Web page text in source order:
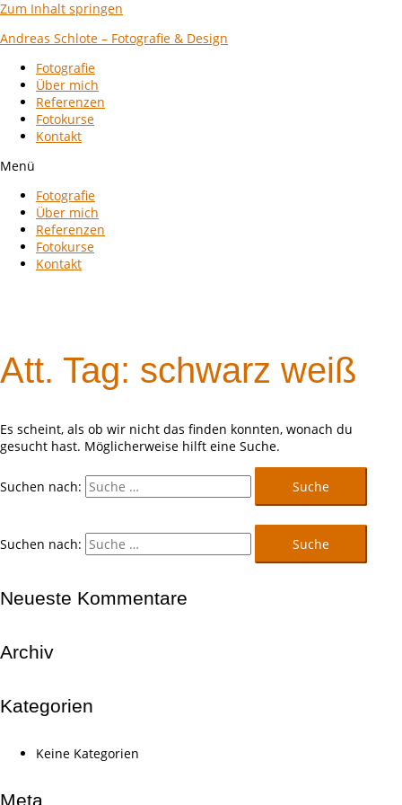
Zum Inhalt springen
Andreas Schlote – Fotografie & Design
Fotografie
Über mich
Referenzen
Fotokurse
Kontakt
Menü
Fotografie
Über mich
Referenzen
Fotokurse
Kontakt
Att. Tag: schwarz weiß
Es scheint, als ob wir nicht das finden konnten, wonach du
gesucht hast. Möglicherweise hilft eine Suche.
Suchen nach:
Suchen nach:
Neueste Kommentare
Archiv
Kategorien
Keine Kategorien